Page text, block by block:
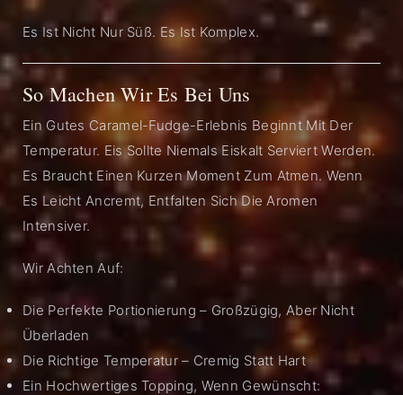
Es Ist Nicht Nur Süß. Es Ist Komplex.
So Machen Wir Es Bei Uns
Ein Gutes Caramel-Fudge-Erlebnis Beginnt Mit Der
Temperatur. Eis Sollte Niemals Eiskalt Serviert Werden.
Es Braucht Einen Kurzen Moment Zum Atmen. Wenn
Es Leicht Ancremt, Entfalten Sich Die Aromen
Intensiver.
Wir Achten Auf:
Die Perfekte Portionierung – Großzügig, Aber Nicht
Überladen
Die Richtige Temperatur – Cremig Statt Hart
Ein Hochwertiges Topping, Wenn Gewünscht: